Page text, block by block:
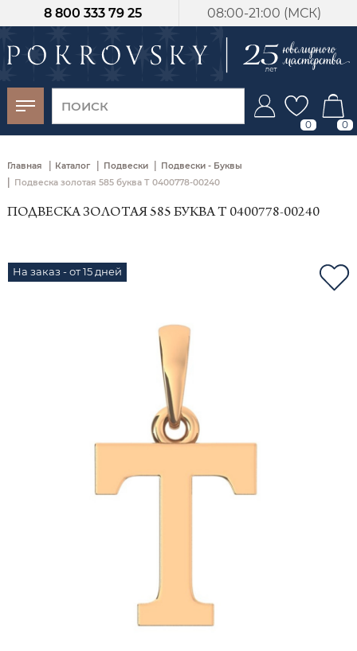
08:00-21:00 (МСК)
8 800 333 79 25
0 0
Главная | Каталог | Подвески | Подвески - Буквы
| Подвеска золотая 585 буква Т 0400778-00240
ПОДВЕСКА ЗОЛОТАЯ 585 БУКВА Т 0400778-00240
На заказ - от 15 дней
-30%
от 15 дней с
момента оплаты